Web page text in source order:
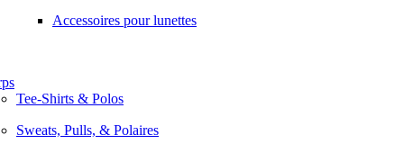
Accessoires pour lunettes
Tee-Shirts & Polos
Sweats, Pulls, & Polaires